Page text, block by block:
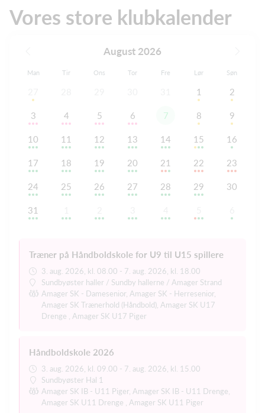
Vores store klubkalender
August 2026
Man Tir Ons Tor Fre Lør Søn
1 2
3 4 5 6 7 8 9
10 11 12 13 14 15 16
17 18 19 20 21 22 23
24 25 26 27 28 29 30
31
Træner på Håndboldskole for U9 til U15 spillere
3. aug. 2026, kl. 08.00 - 7. aug. 2026, kl. 18.00
Sundbyøster haller / Sundby hallerne / Amager Strand
Amager SK - Damesenior, Amager SK - Herresenior,
Amager SK Trænerhold (Håndbold), Amager SK U17
Drenge , Amager SK U17 Piger
Håndboldskole 2026
3. aug. 2026, kl. 09.00 - 7. aug. 2026, kl. 15.00
Sundbyøster Hal 1
Amager SK IB - U11 Piger, Amager SK IB - U11 Drenge,
Amager SK U11 Drenge , Amager SK U11 Piger